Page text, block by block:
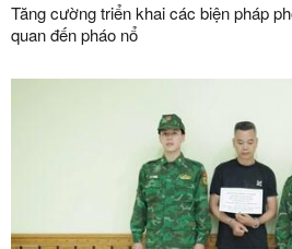
Tăng cường triển khai các biện pháp
quan đến pháo nổ